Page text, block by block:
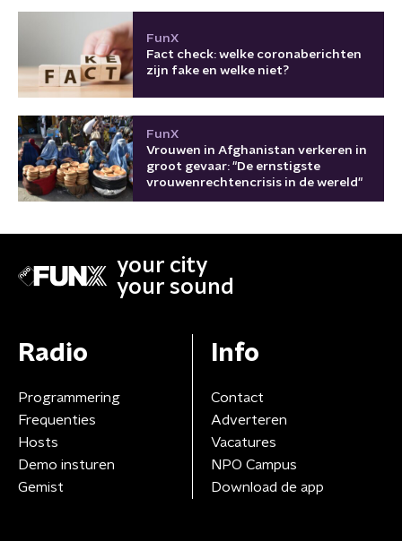
FunX
Fact check: welke coronaberichten
zijn fake en welke niet?
FunX
Vrouwen in Afghanistan verkeren in
groot gevaar: "De ernstigste
vrouwenrechtencrisis in de wereld"
your city
your sound
Radio
Programmering
Frequenties
Hosts
Demo insturen
Gemist
Info
Contact
Adverteren
Vacatures
NPO Campus
Download de app